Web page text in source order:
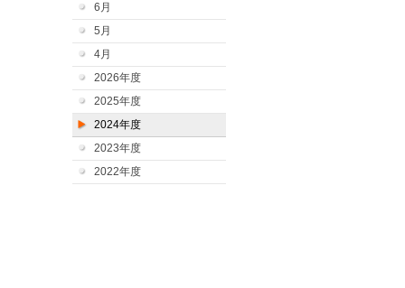
6月
5月
4月
2026年度
2025年度
2024年度
2023年度
2022年度